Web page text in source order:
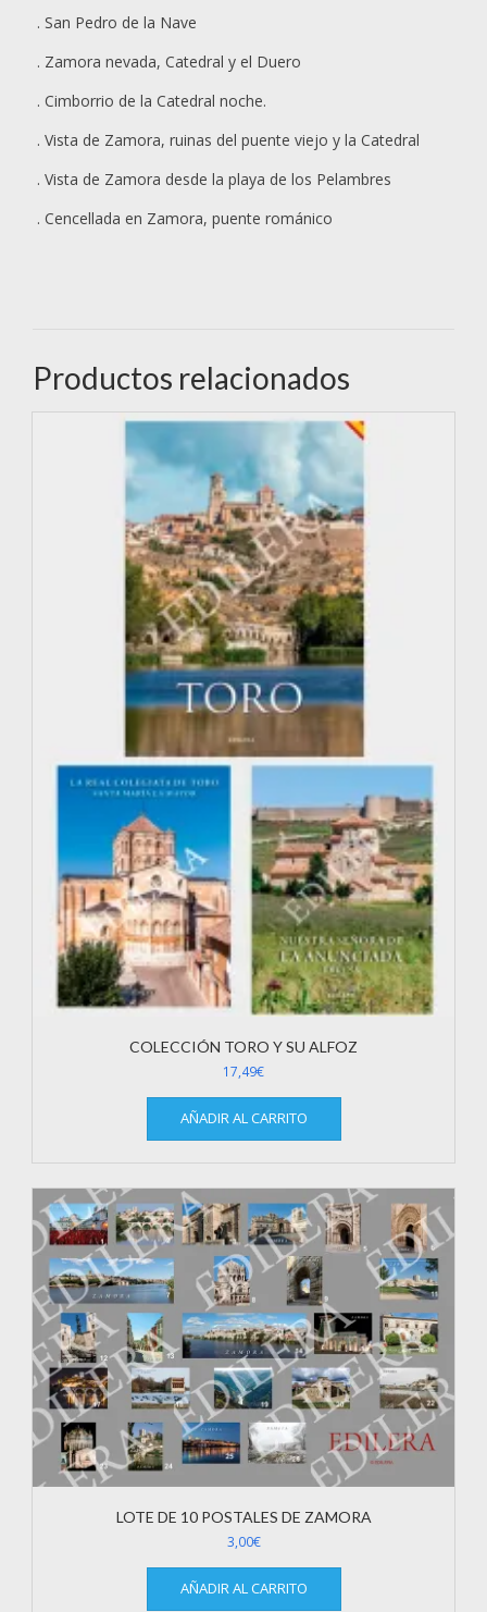
. San Pedro de la Nave
. Zamora nevada, Catedral y el Duero
. Cimborrio de la Catedral noche.
. Vista de Zamora, ruinas del puente viejo y la Catedral
. Vista de Zamora desde la playa de los Pelambres
. Cencellada en Zamora, puente románico
Productos relacionados
COLECCIÓN TORO Y SU ALFOZ
17,49€
AÑADIR AL CARRITO
LOTE DE 10 POSTALES DE ZAMORA
3,00€
AÑADIR AL CARRITO